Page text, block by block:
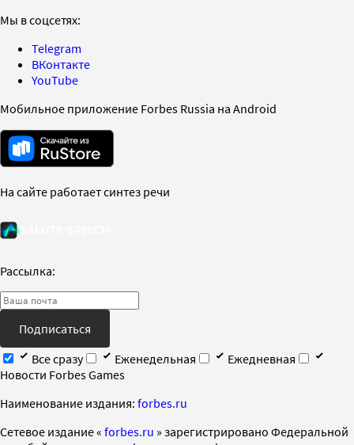
Мы в соцсетях:
Telegram
ВКонтакте
YouTube
Мобильное приложение Forbes Russia на Android
На сайте работает синтез речи
Рассылка:
Подписаться
Все сразу
Еженедельная
Ежедневная
Новости Forbes Games
Наименование издания: forbes.ru
Cетевое издание « forbes.ru » зарегистрировано Федеральной